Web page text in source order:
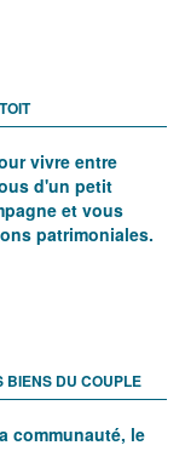
vivre entre
d'un petit
et vous
patrimoniales.